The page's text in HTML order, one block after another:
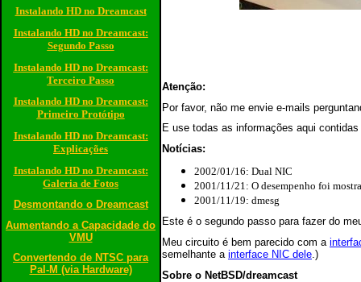
Instalando HD no Dreamcast
Instalando HD no Dreamcast:
Segundo Passo
Instalando HD no Dreamcast:
Terceiro Passo
Instalando HD no Dreamcast:
Primeiro Protótipo
Instalando HD no Dreamcast:
Explicações
Instalando HD no Dreamcast:
Galeria de Fotos
Desmontando o Dreamcast
Aumentando a Capacidade do
VMU
Convertendo de NTSC para
Pal-M (via Hardware)
Atenção:
Por favor, não me envie e-mails
E use todas as informações aqui
Notícias:
2002/01/16: Dual NIC
2001/11/21: O desempenho foi
2001/11/19: dmesg
Este é o segundo passo para fazer do
Meu circuito é bem parecido com a
semelhante a interface NIC dele .)
Sobre o NetBSD/dreamcast